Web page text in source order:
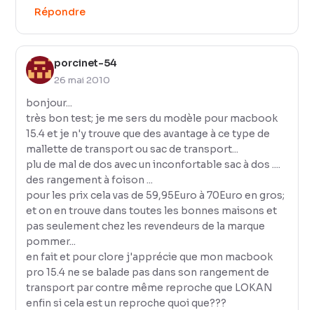
Répondre
porcinet-54
26 mai 2010
bonjour...
très bon test; je me sers du modèle pour macbook
15.4 et je n'y trouve que des avantage à ce type de
mallette de transport ou sac de transport...
plu de mal de dos avec un inconfortable sac à dos ....
des rangement à foison ...
pour les prix cela vas de 59,95Euro à 70Euro en gros;
et on en trouve dans toutes les bonnes maisons et
pas seulement chez les revendeurs de la marque
pommer...
en fait et pour clore j'apprécie que mon macbook
pro 15.4 ne se balade pas dans son rangement de
transport par contre même reproche que LOKAN
enfin si cela est un reproche quoi que???